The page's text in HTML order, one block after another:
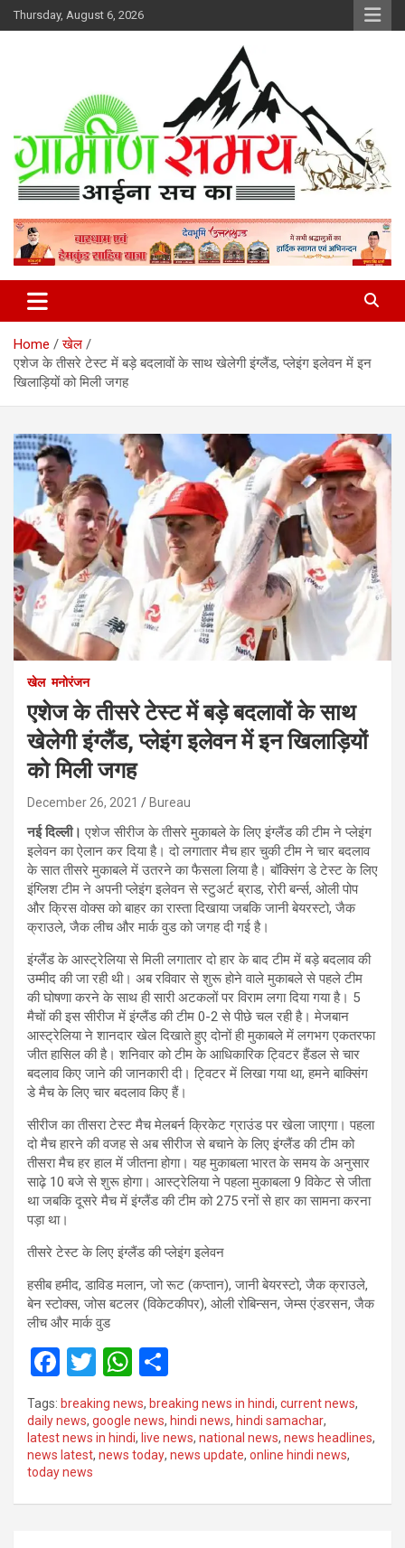
Skip
to
Thursday, August 6, 2026
Gramin Samay
Home
खेल
एशेज के तीसरे टेस्ट में बड़े बदलावों के साथ खेलेगी इंग्लैंड, प्लेइंग इलेवन में इन
खिलाड़ियों को मिली जगह
खेल मनोरंजन
एशेज के तीसरे टेस्ट में बड़े बदलावों के साथ
खेलेगी इंग्लैंड, प्लेइंग इलेवन में इन खिलाड़ियों
को मिली जगह
December 26, 2021 Bureau
नई दिल्ली।एशेज सीरीज के तीसरे मुकाबले के लिए इंग्लैंड की टीम ने प्लेइंग
इलेवन का ऐलान कर दिया है। दो लगातार मैच हार चुकी टीम ने चार बदलाव
के सात तीसरे मुकाबले में उतरने का फैसला लिया है। बॉक्सिंग डे टेस्ट के लिए
इंग्लिश टीम ने अपनी प्लेइंग इलेवन से स्टुअर्ट ब्राड, रोरी बर्न्स, ओली पोप
और क्रिस वोक्स को बाहर का रास्ता दिखाया जबकि जानी बेयरस्टो, जैक
क्राउले, जैक लीच और मार्क वुड को जगह दी गई है।
इंग्लैंड के आस्ट्रेलिया से मिली लगातार दो हार के बाद टीम में बड़े बदलाव की
उम्मीद की जा रही थी। अब रविवार से शुरू होने वाले मुकाबले से पहले टीम
की घोषणा करने के साथ ही सारी अटकलों पर विराम लगा दिया गया है। 5
मैचों की इस सीरीज में इंग्लैंड की टीम 0-2 से पीछे चल रही है। मेजबान
आस्ट्रेलिया ने शानदार खेल दिखाते हुए दोनों ही मुकाबले में लगभग एकतरफा
जीत हासिल की है। शनिवार को टीम के आधिकारिक ट्विटर हैंडल से चार
बदलाव किए जाने की जानकारी दी। ट्विटर में लिखा गया था, हमने बाक्सिंग
डे मैच के लिए चार बदलाव किए हैं।
सीरीज का तीसरा टेस्ट मैच मेलबर्न क्रिकेट ग्राउंड पर खेला जाएगा। पहला
दो मैच हारने की वजह से अब सीरीज से बचाने के लिए इंग्लैंड की टीम को
तीसरा मैच हर हाल में जीतना होगा। यह मुकाबला भारत के समय के अनुसार
साढ़े 10 बजे से शुरू होगा। आस्ट्रेलिया ने पहला मुकाबला 9 विकेट से जीता
था जबकि दूसरे मैच में इंग्लैंड की टीम को 275 रनों से हार का सामना करना
पड़ा था।
तीसरे टेस्ट के लिए इंग्लैंड की प्लेइंग इलेवन
हसीब हमीद, डाविड मलान, जो रूट (कप्तान), जानी बेयरस्टो, जैक क्राउले,
बेन स्टोक्स, जोस बटलर (विकेटकीपर), ओली रोबिन्सन, जेम्स एंडरसन, जैक
लीच और मार्क वुड
F
a
ce
b
o
o
T
tt
er
W
at
s
p
h
ar
e
Tags: breaking news, breaking news in hindi, current news,
daily news, google news, hindi news, hindi samachar,
latest news in hindi, live news, national news, news headlines,
news latest, news today, news update, online hindi news,
today news